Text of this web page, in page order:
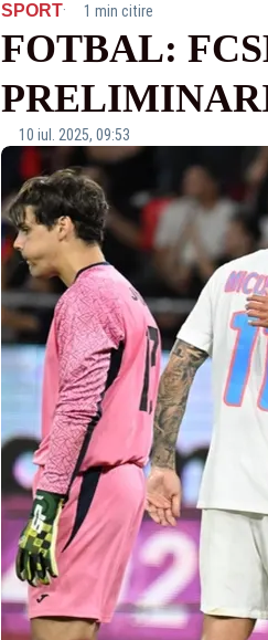
SPORT· 1 min citire
FOTBAL:
10 iul. 2025, 09:53